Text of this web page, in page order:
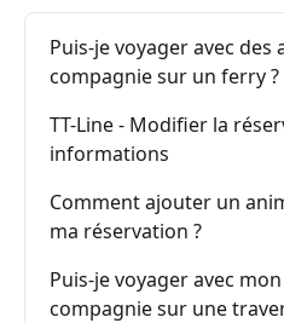
Puis-je voyager avec des
compagnie sur un ferry ?
TT-Line - Modifier la
informations
Comment ajouter un
ma réservation ?
Puis-je voyager avec
compagnie sur une